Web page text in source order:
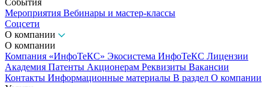
События
Мероприятия Вебинары и мастер-классы
Соцсети
О компании
О компании
Компания «ИнфоТеКС» Экосистема ИнфоТеКС Лицензии
Академия Патенты Акционерам Реквизиты Вакансии
Контакты Информационные материалы В раздел О компании